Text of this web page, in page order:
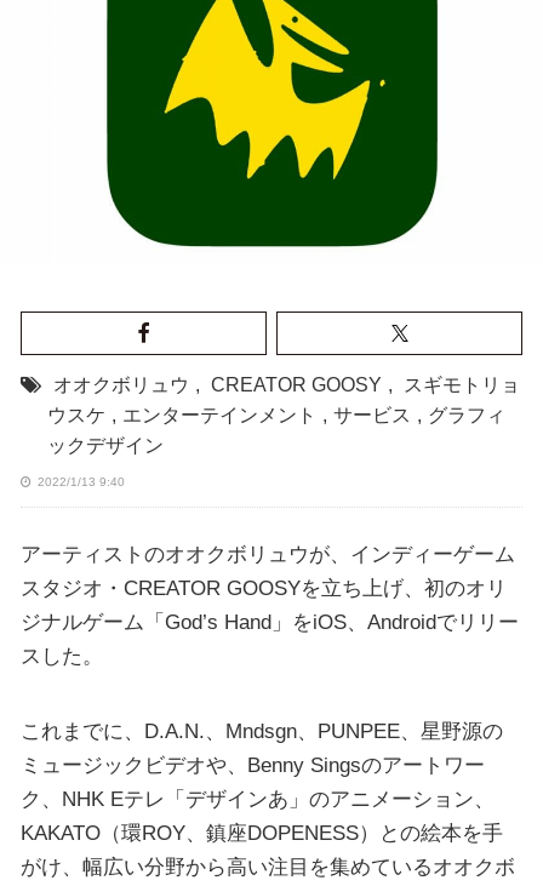
オオクボリュウ , CREATOR GOOSY ,
スギモトリョ
ウスケ , エンターテインメント , サービス , グラフィ
ックデザイン
2022/1/13 9:40
アーティストのオオクボリュウが、インディーゲーム
スタジオ・CREATOR GOOSYを立ち上げ、初のオリ
ジナルゲーム「God’s Hand」をiOS、Androidでリリー
スした。
これまでに、D.A.N.、Mndsgn、PUNPEE、星野源の
ミュージックビデオや、Benny Singsのアートワー
ク、NHK Eテレ「デザインあ」のアニメーション、
KAKATO（環ROY、鎮座DOPENESS）との絵本を手
がけ、幅広い分野から高い注目を集めているオオクボ